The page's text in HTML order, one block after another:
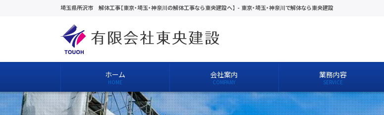
埼玉県所沢市 解体工事【東京・埼玉・神奈川の解体工事なら東央建設へ】 - 東京・埼玉・神奈川で解体なら東央建設
ホーム 会社案内 業務内容